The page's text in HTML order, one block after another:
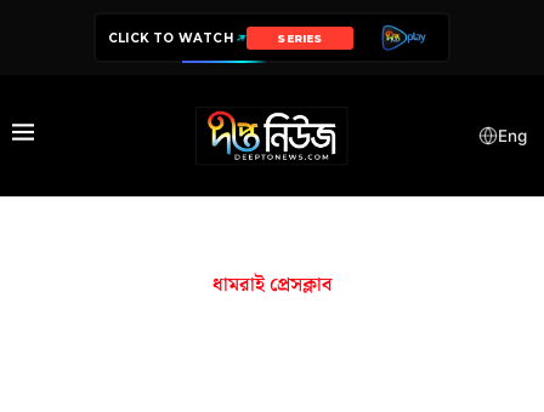
CLICK TO WATCH DRAMA
Eng
ধামরাই প্রেসক্লাব